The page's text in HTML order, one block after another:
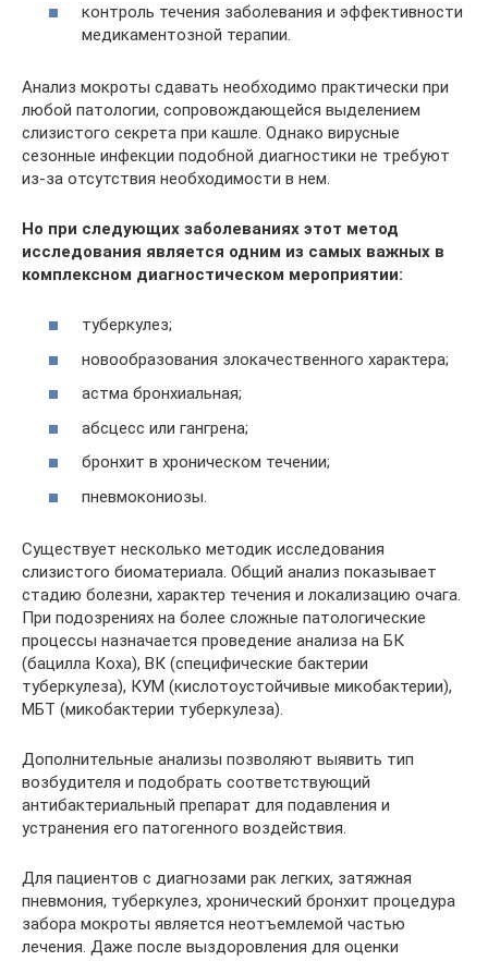
контроль течения заболевания и эффективности
медикаментозной терапии.
Анализ мокроты сдавать необходимо практически при
любой патологии, сопровождающейся выделением
слизистого секрета при кашле. Однако вирусные
сезонные инфекции подобной диагностики не требуют
из-за отсутствия необходимости в нем.
Но при следующих заболеваниях этот метод
исследования является одним из самых важных в
комплексном диагностическом мероприятии:
туберкулез;
новообразования злокачественного характера;
астма бронхиальная;
абсцесс или гангрена;
бронхит в хроническом течении;
пневмокониозы.
Существует несколько методик исследования
слизистого биоматериала. Общий анализ показывает
стадию болезни, характер течения и локализацию очага.
При подозрениях на более сложные патологические
процессы назначается проведение анализа на БК
(бацилла Коха), ВК (специфические бактерии
туберкулеза), КУМ (кислотоустойчивые микобактерии),
МБТ (микобактерии туберкулеза).
Дополнительные анализы позволяют выявить тип
возбудителя и подобрать соответствующий
антибактериальный препарат для подавления и
устранения его патогенного воздействия.
Для пациентов с диагнозами рак легких, затяжная
пневмония, туберкулез, хронический бронхит процедура
забора мокроты является неотъемлемой частью
лечения. Даже после выздоровления для оценки